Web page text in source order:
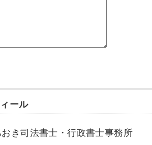
ール
き司法書士・行政書士事務所